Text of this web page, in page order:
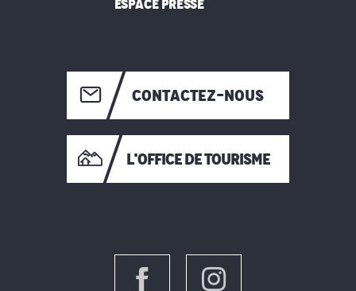
ESPACE PRESSE
CONTACTEZ-NOUS
L'OFFICE DE TOURISME